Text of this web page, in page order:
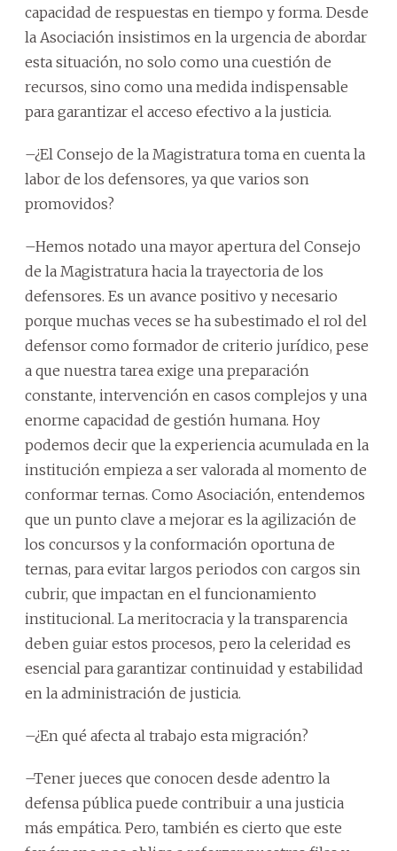
capacidad de respuestas en tiempo y forma. Desde
la Asociación insistimos en la urgencia de abordar
esta situación, no solo como una cuestión de
recursos, sino como una medida indispensable
para garantizar el acceso efectivo a la justicia.
–¿El Consejo de la Magistratura toma en cuenta la
labor de los defensores, ya que varios son
promovidos?
–Hemos notado una mayor apertura del Consejo
de la Magistratura hacia la trayectoria de los
defensores. Es un avance positivo y necesario
porque muchas veces se ha subestimado el rol del
defensor como formador de criterio jurídico, pese
a que nuestra tarea exige una preparación
constante, intervención en casos complejos y una
enorme capacidad de gestión humana. Hoy
podemos decir que la experiencia acumulada en la
institución empieza a ser valorada al momento de
conformar ternas. Como Asociación, entendemos
que un punto clave a mejorar es la agilización de
los concursos y la conformación oportuna de
ternas, para evitar largos periodos con cargos sin
cubrir, que impactan en el funcionamiento
institucional. La meritocracia y la transparencia
deben guiar estos procesos, pero la celeridad es
esencial para garantizar continuidad y estabilidad
en la administración de justicia.
–¿En qué afecta al trabajo esta migración?
–Tener jueces que conocen desde adentro la
defensa pública puede contribuir a una justicia
más empática. Pero, también es cierto que este